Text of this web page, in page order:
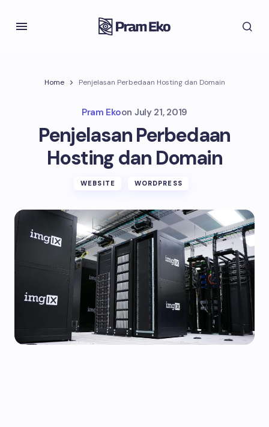
Home Penjelasan Perbedaan Hosting dan Domain
Pram Ekoon July 21, 2019
Penjelasan Perbedaan
Hosting dan Domain
WEBSITE WORDPRESS